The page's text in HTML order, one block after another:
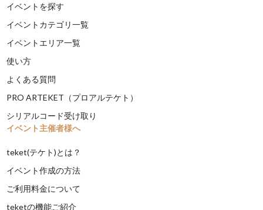
イベントを探す
イベントカテゴリ一覧
イベントエリア一覧
使い方
よくある質問
PRO ARTEKET（プロアルテケト）
シリアルコード受け取り
イベント主催者様へ
teket(テケト)とは？
イベント作成の方法
ご利用料金について
teketの機能ご紹介